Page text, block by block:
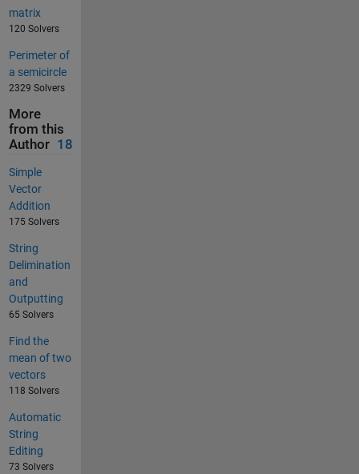
matrix
120 Solvers
Perimeter of
a semicircle
2329 Solvers
More
from this
Author 18
Simple
Vector
Addition
175 Solvers
String
Delimination
and
Outputting
65 Solvers
Find the
mean of two
vectors
118 Solvers
Automatic
String
Editing
73 Solvers